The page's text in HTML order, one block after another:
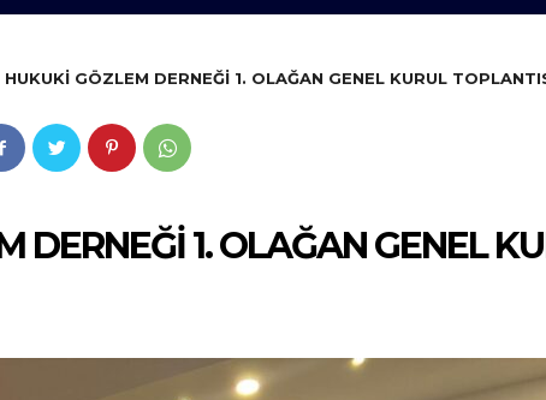
HUKUKİ GÖZLEM DERNEĞİ 1. OLAĞAN GENEL KURUL
DERNEĞİ 1. OLAĞAN GENEL